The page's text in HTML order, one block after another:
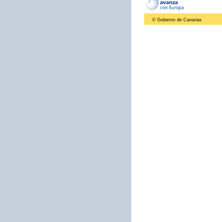
© Gobierno de Canarias